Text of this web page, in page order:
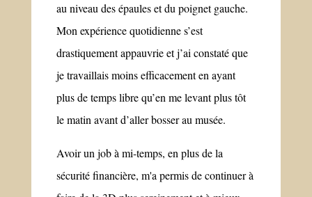
au niveau des épaules et du poignet gauche.
Mon expérience quotidienne s’est
drastiquement appauvrie et j’ai constaté que
je travaillais moins efficacement en ayant
plus de temps libre qu’en me levant plus tôt
le matin avant d’aller bosser au musée.
Avoir un job à mi-temps, en plus de la
sécurité financière, m'a permis de continuer à